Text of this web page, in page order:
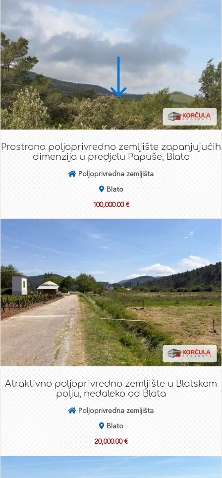
Prostrano poljoprivredno zemljište zapanjujućih
dimenzija u predjelu Papuše, Blato
Poljoprivredna zemljišta
Blato
100,000.00 €
Atraktivno poljoprivredno zemljište u Blatskom
polju, nedaleko od Blata
Poljoprivredna zemljišta
Blato
20,000.00 €